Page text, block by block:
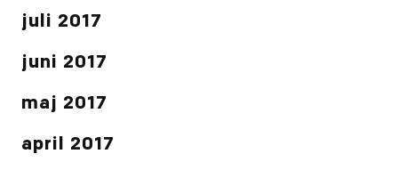
juli 2017
juni 2017
maj 2017
april 2017